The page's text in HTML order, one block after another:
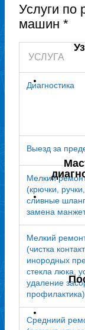
Услуги по
машин *
УСЛУГА
Диагностика
Выезд за
Мелкий
(крючки,
сливные
замена
Мелкий
(чистка
инородных
стекла люка,
удаление
профилактика)
Средниий